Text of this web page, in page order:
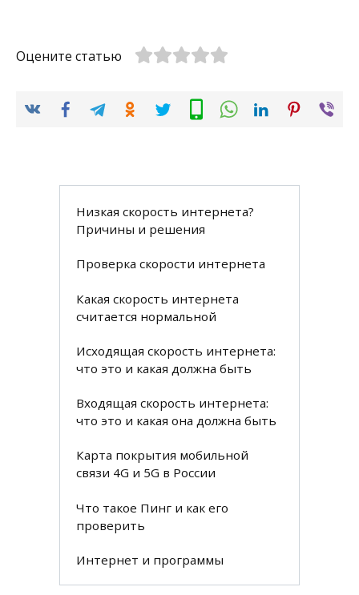
Оцените статью
Низкая скорость интернета?
Причины и решения
Проверка скорости интернета
Какая скорость интернета
считается нормальной
Исходящая скорость интернета:
что это и какая должна быть
Входящая скорость интернета:
что это и какая она должна быть
Карта покрытия мобильной
связи 4G и 5G в России
Что такое Пинг и как его
проверить
Интернет и программы